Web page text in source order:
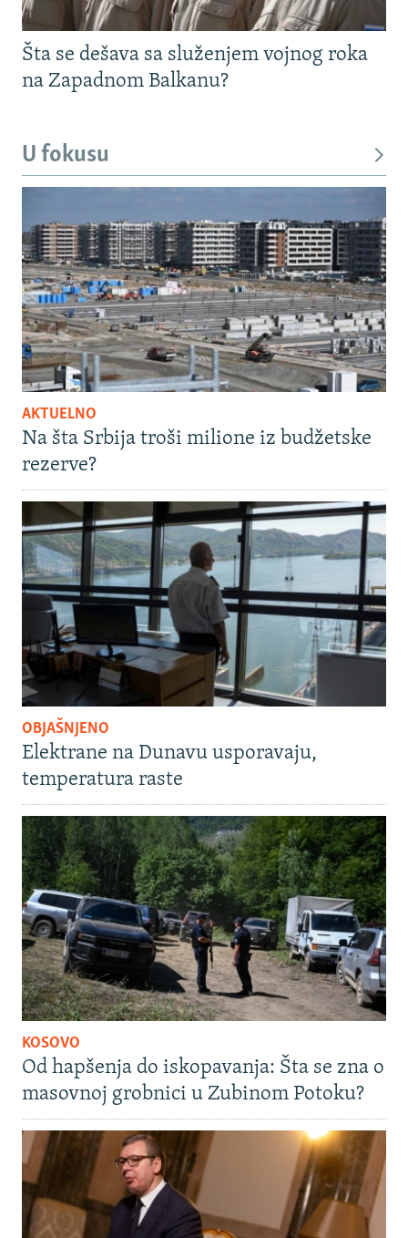
Šta se dešava sa služenjem vojnog roka
na Zapadnom Balkanu?
U fokusu
AKTUELNO
Na šta Srbija troši milione iz budžetske
rezerve?
OBJAŠNJENO
Elektrane na Dunavu usporavaju,
temperatura raste
KOSOVO
Od hapšenja do iskopavanja: Šta se zna o
masovnoj grobnici u Zubinom Potoku?